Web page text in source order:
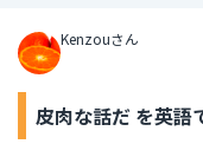
Kenzouさん
皮肉な話だ を英語